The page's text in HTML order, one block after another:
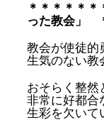
＊＊＊＊＊
った教会」
教会が使徒的
生気のない教
おそらく整然
非常に好都合
生彩を欠いて